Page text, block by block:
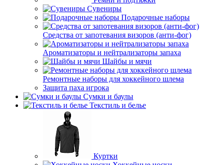
Сувениры
Подарочные наборы
Средства от запотевания визоров (анти-фог)
Ароматизаторы и нейтрализаторы запаха
Шайбы и мячи
Ремонтные наборы для хоккейного шлема
Защита паха игрока
Сумки и баулы
Текстиль и белье
Куртки